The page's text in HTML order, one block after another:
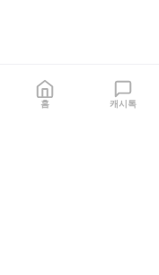
홈 캐시톡